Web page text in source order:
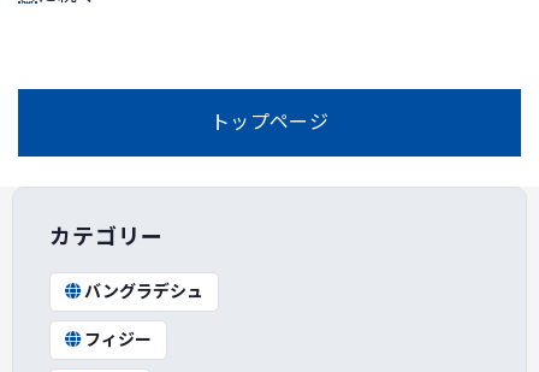
トップページ
カテゴリー
バングラデシュ
フィジー